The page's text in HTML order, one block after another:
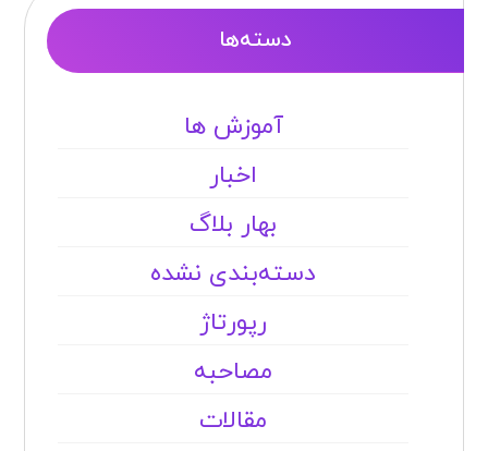
دسته‌ها
آموزش ها
اخبار
بهار بلاگ
دسته‌بندی نشده
رپورتاژ
مصاحبه
مقالات